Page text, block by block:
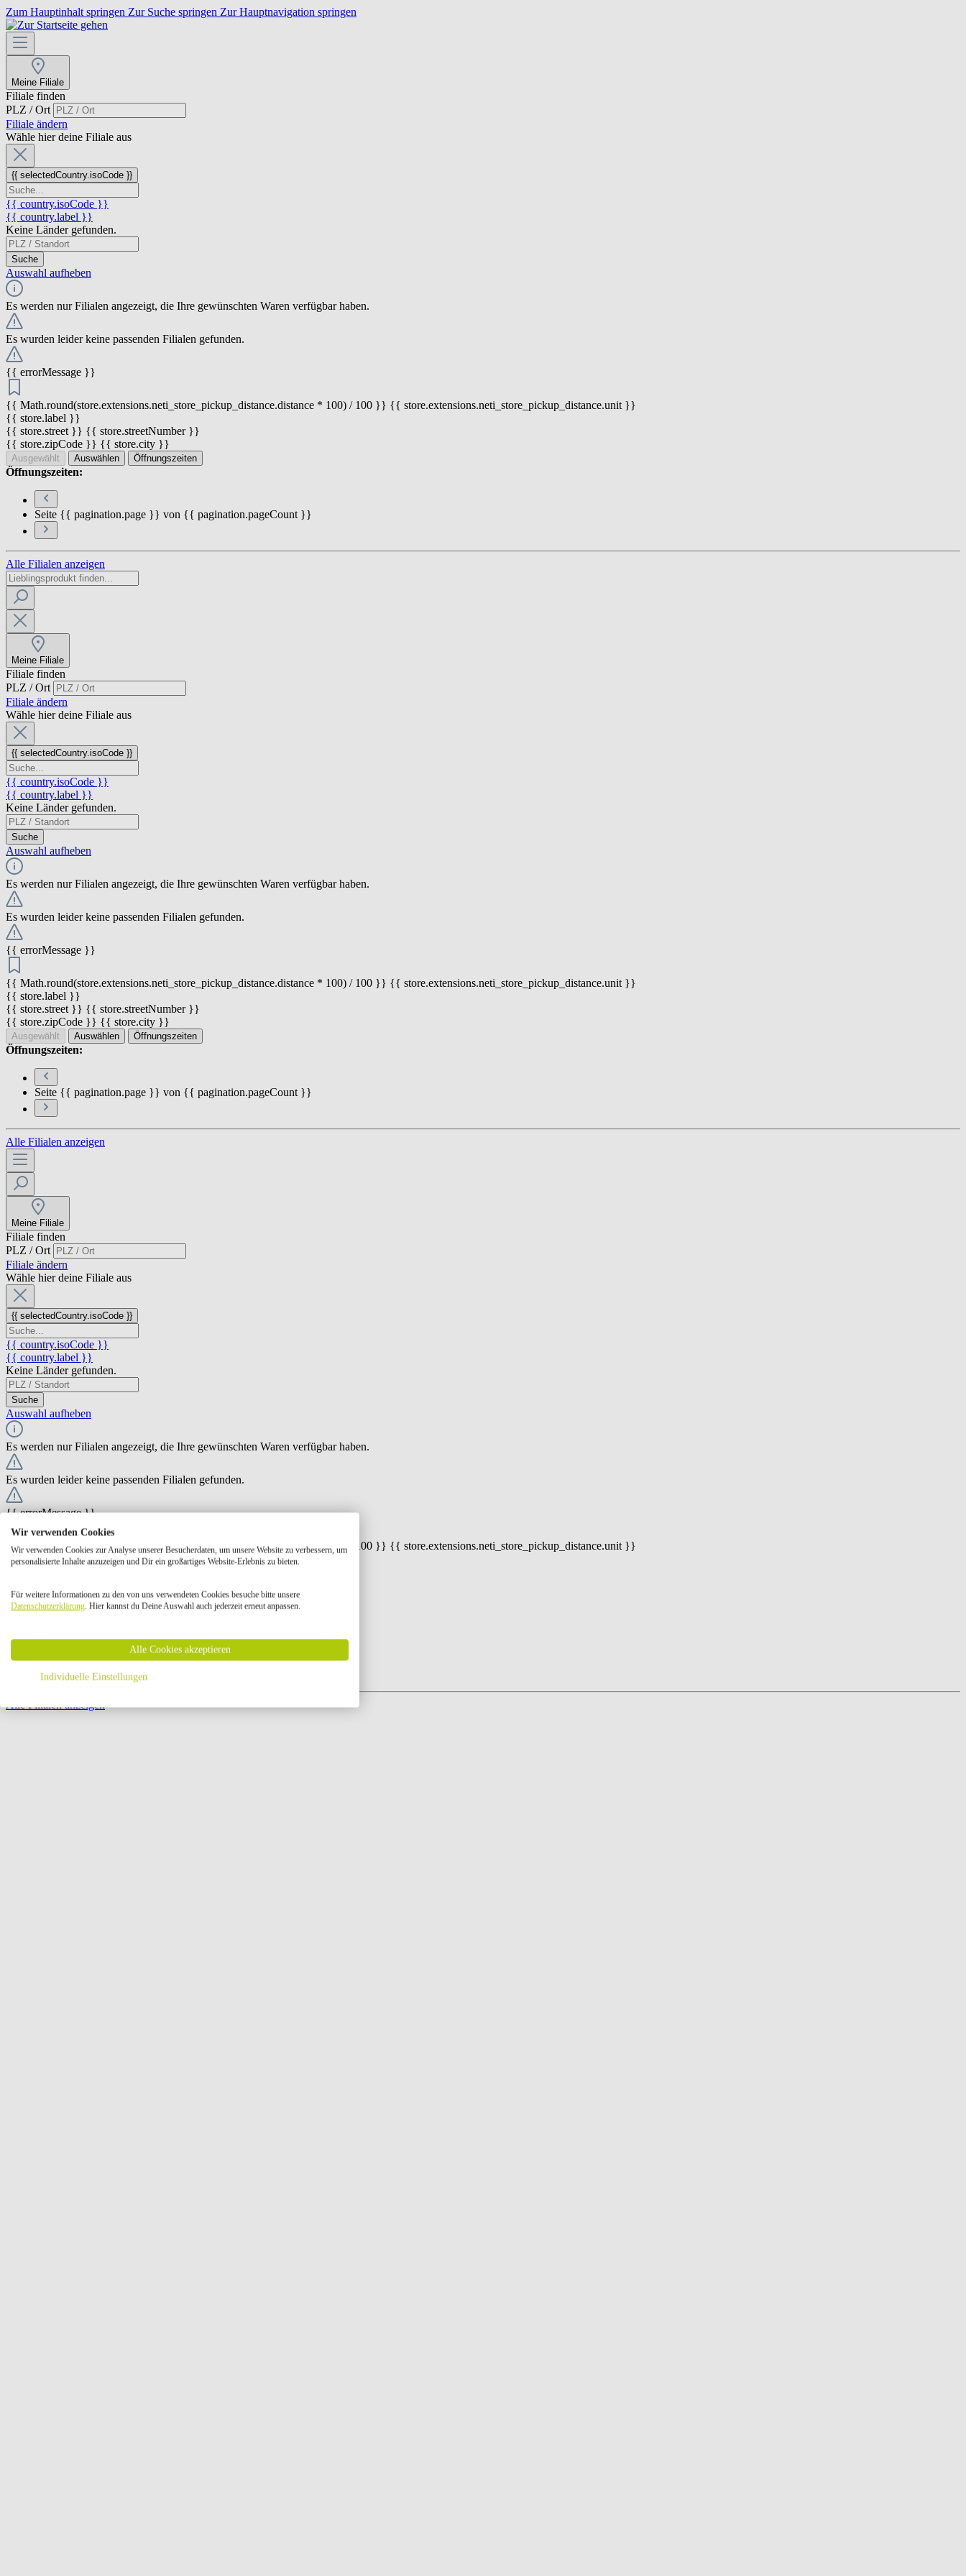
Zum Hauptinhalt springen Zur Suche springen Zur Hauptnavigation springen
Meine Filiale
Filiale finden
PLZ / Ort
Filiale ändern
Wähle hier deine Filiale aus
{{ selectedCountry.isoCode }}
{{ country.isoCode }}
{{ country.label }}
Keine Länder gefunden.
Suche
Auswahl aufheben
Es werden nur Filialen angezeigt, die Ihre gewünschten Waren verfügbar haben.
Es wurden leider keine passenden Filialen gefunden.
{{ errorMessage }}
{{ Math.round(store.extensions.neti_store_pickup_distance.distance * 100) / 100 }} {{ store.extensions.neti_store_pickup_distance.unit }}
{{ store.label }}
{{ store.street }} {{ store.streetNumber }}
{{ store.zipCode }} {{ store.city }}
Ausgewählt Auswählen Öffnungszeiten
Öffnungszeiten:
Seite {{ pagination.page }} von {{ pagination.pageCount }}
Alle Filialen anzeigen
Meine Filiale
Filiale finden
PLZ / Ort
Filiale ändern
Wähle hier deine Filiale aus
{{ selectedCountry.isoCode }}
{{ country.isoCode }}
{{ country.label }}
Keine Länder gefunden.
Suche
Auswahl aufheben
Es werden nur Filialen angezeigt, die Ihre gewünschten Waren verfügbar haben.
Es wurden leider keine passenden Filialen gefunden.
{{ errorMessage }}
{{ Math.round(store.extensions.neti_store_pickup_distance.distance * 100) / 100 }} {{ store.extensions.neti_store_pickup_distance.unit }}
{{ store.label }}
{{ store.street }} {{ store.streetNumber }}
{{ store.zipCode }} {{ store.city }}
Ausgewählt Auswählen Öffnungszeiten
Öffnungszeiten:
Seite {{ pagination.page }} von {{ pagination.pageCount }}
Alle Filialen anzeigen
Meine Filiale
Filiale finden
PLZ / Ort
Filiale ändern
Wähle hier deine Filiale aus
{{ selectedCountry.isoCode }}
{{ country.isoCode }}
{{ country.label }}
Keine Länder gefunden.
Suche
Auswahl aufheben
Es werden nur Filialen angezeigt, die Ihre gewünschten Waren verfügbar haben.
Es wurden leider keine passenden Filialen gefunden.
{{ errorMessage }}
{{ Math.round(store.extensions.neti_store_pickup_distance.distance * 100) / 100 }} {{ store.extensions.neti_store_pickup_distance.unit }}
{{ store.label }}
Ausgewählt Auswählen Öffnungszeiten
Öffnungszeiten:
Seite {{ pagination.page }} von {{ pagination.pageCount }}
Alle Filialen anzeigen
Wir verwenden Cookies
Wir verwenden Cookies zur Analyse unserer Besucherdaten, um unsere Website zu verbessern, um
personalisierte Inhalte anzuzeigen und Dir ein großartiges Website-Erlebnis zu bieten.
Für weitere Informationen zu den von uns verwendeten Cookies besuche bitte unsere
Datenschutzerklärung. Hier kannst du Deine Auswahl auch jederzeit erneut anpassen.
Alle Cookies akzeptieren
Individuelle Einstellungen